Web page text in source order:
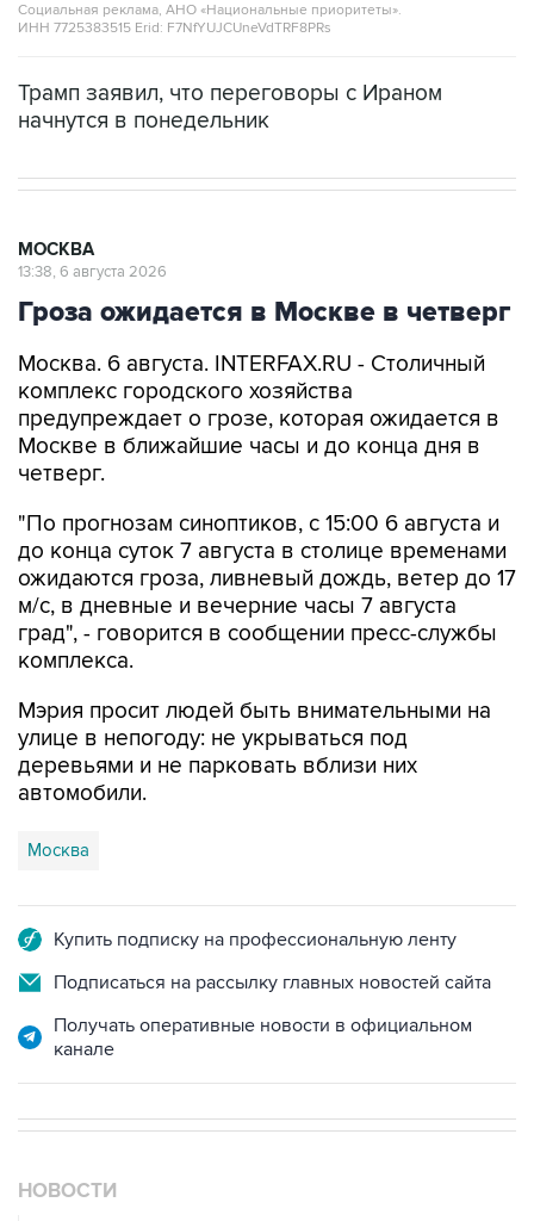
Социальная реклама, АНО «Национальные приоритеты».
ИНН 7725383515 Erid: F7NfYUJCUneVdTRF8PRs
Трамп заявил, что переговоры с Ираном
начнутся в понедельник
МОСКВА
13:38, 6 августа 2026
Гроза ожидается в Москве в четверг
Москва. 6 августа. INTERFAX.RU - Столичный
комплекс городского хозяйства
предупреждает о грозе, которая ожидается в
Москве в ближайшие часы и до конца дня в
четверг.
"По прогнозам синоптиков, с 15:00 6 августа и
до конца суток 7 августа в столице временами
ожидаются гроза, ливневый дождь, ветер до 17
м/с, в дневные и вечерние часы 7 августа
град", - говорится в сообщении пресс-службы
комплекса.
Мэрия просит людей быть внимательными на
улице в непогоду: не укрываться под
деревьями и не парковать вблизи них
автомобили.
Москва
Купить подписку на профессиональную ленту
Подписаться на рассылку главных новостей сайта
Получать оперативные новости в официальном
канале
НОВОСТИ